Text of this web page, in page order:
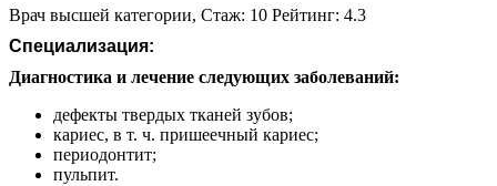
Врач высшей категории, Стаж: 10 Рейтинг: 4.3
Специализация:
Диагностика и лечение следующих заболеваний:
дефекты твердых тканей зубов;
кариес, в т. ч. пришеечный кариес;
периодонтит;
пульпит.